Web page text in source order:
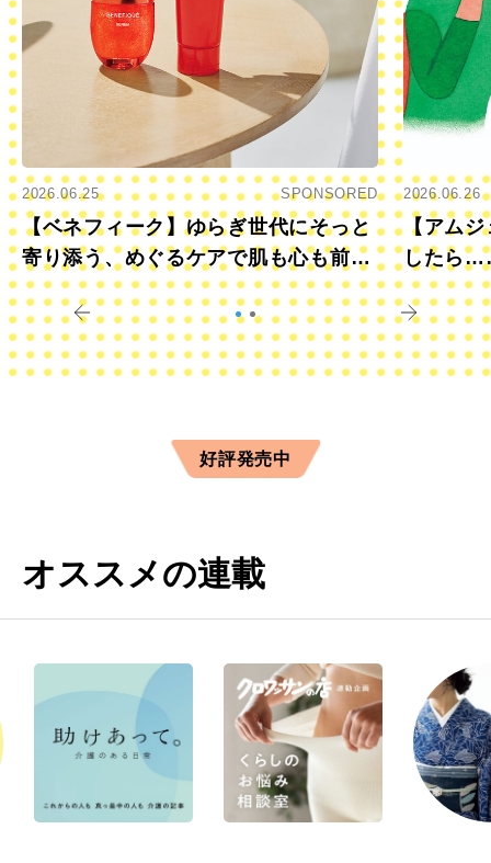
2026.06.25 SPONSORED
【ベネフィーク】ゆらぎ世代にそっと
寄り添う、めぐるケアで肌も心も前向
きに
2026.06.26
【アムジ
したら
すか？
好評発売中
オススメの連載